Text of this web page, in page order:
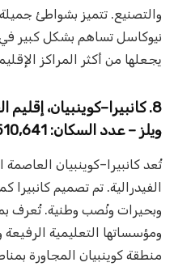
والتصنيع. تتميز بشواطئ
نيوكاسل تساهم بشكل كبير في
يجعلها من أكثر المراكز
8. كانبيرا–كوينبيان،
ويلز – عدد السكان: 510,641
تُعد كانبيرا–كوينبيان
الفيدرالية. تم تصميم
وبحيرات ونُصب وطنية. تُعرف
ومؤسساتها التعليمية
منطقة كوينبيان المجاورة